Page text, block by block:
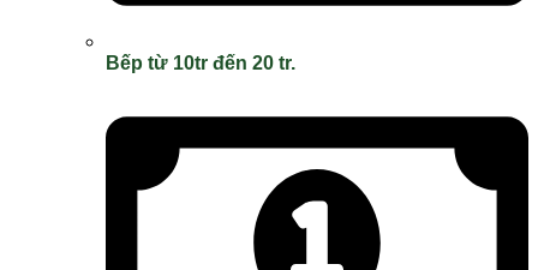
Bếp từ 10tr đến 20 tr.